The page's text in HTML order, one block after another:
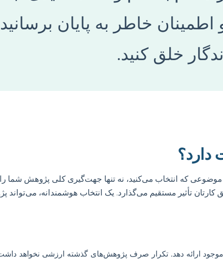
خاطر به پایان
خلق کنید.
دارد؟
که انتخاب می‌کنید، نه تنها جهت‌گیری کلی پژوهش شما را
تأثیر مستقیم می‌گذارد. یک انتخاب هوشمندانه، می‌تواند
موجود ارائه دهد. تکرار صرف پژوهش‌های گذشته ارزشی نخواهد